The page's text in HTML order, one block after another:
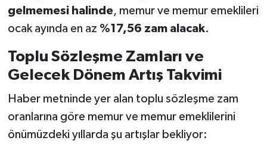
gelmemesi halinde, memur ve memur emeklileri
ocak ayında en az %17,56 zam alacak.
Toplu Sözleşme Zamları ve
Gelecek Dönem Artış Takvimi
Haber metninde yer alan toplu sözleşme zam
oranlarına göre memur ve memur emeklilerini
önümüzdeki yıllarda şu artışlar bekliyor: